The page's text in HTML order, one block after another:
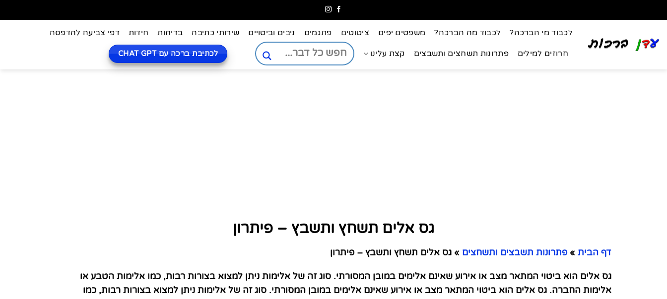
לכבוד מי הברכה? לכבוד מה הברכה? משפטים יפים ציטוטים פתגמים ניבים וביטויים שירותי כתיבה בדיחות חידות דפי צביעה להדפסה
חרוזים למילים פתרונות תשחצים ותשבצים קצת עלינו לכתיבת ברכה עם CHAT GPT
גס אלים תשחץ ותשבץ – פיתרון
דף הבית » פתרונות תשבצים ותשחצים » גס אלים תשחץ ותשבץ – פיתרון
גס אלים הוא ביטוי המתאר מצב או אירוע שאינם אלימים במובן המסורתי. סוג זה של אלימות ניתן למצוא בצורות רבות, כמו אלימות הטבע או
אלימות החברה. גס אלים הוא ביטוי המתאר מצב או אירוע שאינם אלימים במובן המסורתי. סוג זה של אלימות ניתן למצוא בצורות רבות, כמו